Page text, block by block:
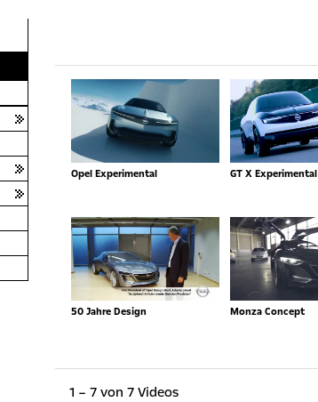
Opel Experimental GT X Experimental
50 Jahre Design Monza Concept
1 – 7 von 7 Videos